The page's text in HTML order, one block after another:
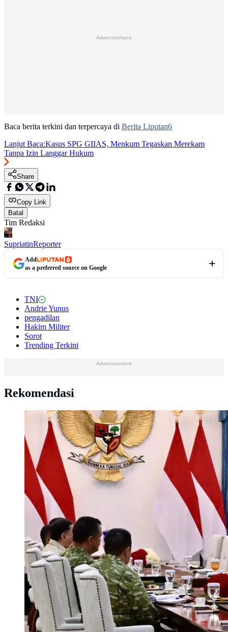
Advertisement
Baca berita terkini dan terpercaya di Berita Liputan6
Lanjut Baca:Kasus SPG GIIAS, Menkum Tegaskan Merekam
Tanpa Izin Langgar Hukum
Share
Copy Link
Batal
Tim Redaksi
SupriatinReporter
Add
as a preferred source on Google
TNI
Andrie Yunus
pengadilan
Hakim Militer
Sorot
Trending Terkini
Advertisement
Rekomendasi